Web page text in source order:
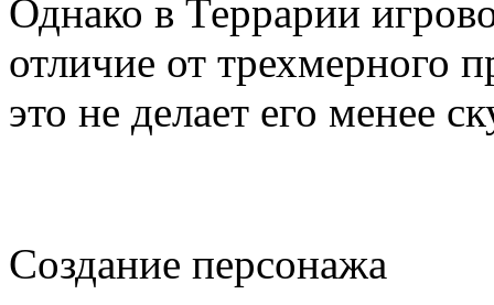
Однако в Террарии
отличие от трехмерного
это не делает его менее
Создание персонажа